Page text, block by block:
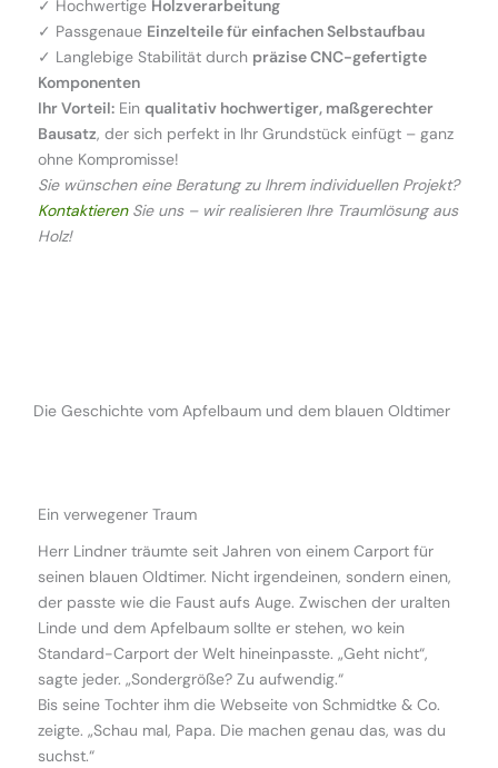
✓ Hochwertige Holzverarbeitung
✓ Passgenaue Einzelteile für einfachen Selbstaufbau
✓ Langlebige Stabilität durch präzise CNC-gefertigte
Komponenten
Ihr Vorteil: Ein qualitativ hochwertiger, maßgerechter
Bausatz, der sich perfekt in Ihr Grundstück einfügt – ganz
ohne Kompromisse!
Sie wünschen eine Beratung zu Ihrem individuellen Projekt?
Kontaktieren Sie uns – wir realisieren Ihre Traumlösung aus
Holz!
Die Geschichte vom Apfelbaum und dem blauen Oldtimer
Ein verwegener Traum
Herr Lindner träumte seit Jahren von einem Carport für
seinen blauen Oldtimer. Nicht irgendeinen, sondern einen,
der passte wie die Faust aufs Auge. Zwischen der uralten
Linde und dem Apfelbaum sollte er stehen, wo kein
Standard-Carport der Welt hineinpasste. „Geht nicht“,
sagte jeder. „Sondergröße? Zu aufwendig.“
Bis seine Tochter ihm die Webseite von Schmidtke & Co.
zeigte. „Schau mal, Papa. Die machen genau das, was du
suchst.“